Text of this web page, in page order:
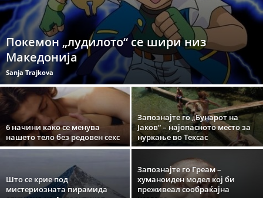
Покемон „лудилото“ се шири низ
Македонија
Sanja Trajkova
6 начини како се менува
нашето тело без редовен секс
Запознајте го „Бунарот на
Јаков“ – најопасното место за
нуркање во Тексас
Што се крие под
мистериозната пирамида
Запознајте го Греам –
хуманоиден модел кој би
преживеал сообраќајна